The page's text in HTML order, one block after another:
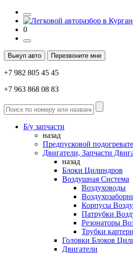
0
Выкуп авто Перезвоните мне
+7 982 805 45 45
+7 963 868 08 83
Б/у запчасти
назад
Предпусковой
Двигатели, Запчасти
назад
Блоки Цилиндров
Воздушная Система
Воздуховоды
Корпусы
Патрубки
Резонаторы
Трубки
Головки Блоков
Двигатели